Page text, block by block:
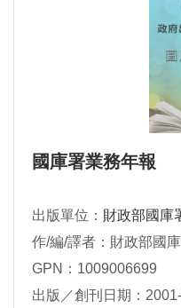
國庫署業務年報
出版單位： 財政部國庫
作/編/譯者：財政部國
GPN：1009006699
出版／創刊日期：